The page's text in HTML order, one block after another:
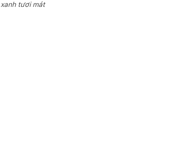
tươi mát